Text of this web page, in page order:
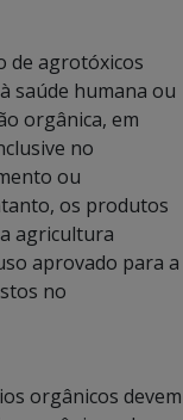
de agrotóxicos
saúde humana ou
orgânica, em
no
ou
os produtos
agricultura
aprovado para a
no
orgânicos devem